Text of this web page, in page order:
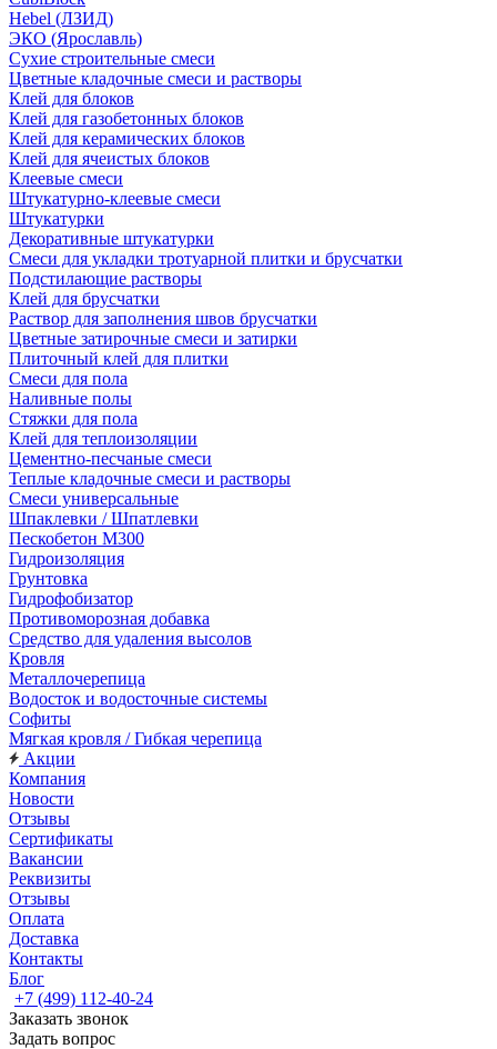
Hebel (ЛЗИД)
ЭКО (Ярославль)
Сухие строительные смеси
Цветные кладочные смеси и растворы
Клей для блоков
Клей для газобетонных блоков
Клей для керамических блоков
Клей для ячеистых блоков
Клеевые смеси
Штукатурно-клеевые смеси
Штукатурки
Декоративные штукатурки
Смеси для укладки тротуарной плитки и брусчатки
Подстилающие растворы
Клей для брусчатки
Раствор для заполнения швов брусчатки
Цветные затирочные смеси и затирки
Плиточный клей для плитки
Смеси для пола
Наливные полы
Стяжки для пола
Клей для теплоизоляции
Цементно-песчаные смеси
Теплые кладочные смеси и растворы
Смеси универсальные
Шпаклевки / Шпатлевки
Пескобетон М300
Гидроизоляция
Грунтовка
Гидрофобизатор
Противоморозная добавка
Средство для удаления высолов
Кровля
Металлочерепица
Водосток и водосточные системы
Софиты
Мягкая кровля / Гибкая черепица
Акции
Компания
Новости
Отзывы
Сертификаты
Вакансии
Реквизиты
Отзывы
Оплата
Доставка
Контакты
Блог
+7 (499) 112-40-24
Заказать звонок
Задать вопрос